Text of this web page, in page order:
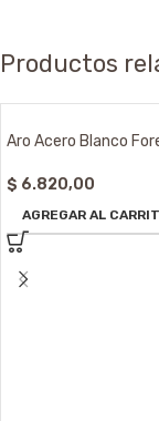
Productos
Aro Acero Blanco
$ 6.820,00
AGREGAR AL